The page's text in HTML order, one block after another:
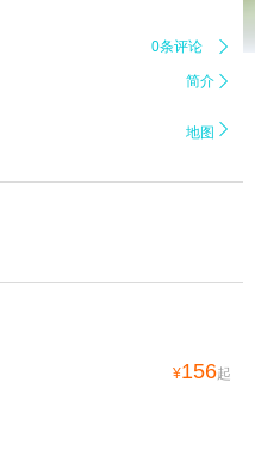
0条评论 
简介 
地图 
¥156起